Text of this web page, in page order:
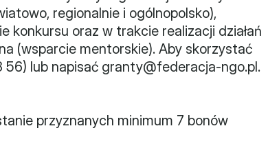
regionalnie i ogólnopolsko),
konkursu oraz w trakcie realizacji działań
(wsparcie mentorskie). Aby skorzystać
lub napisać granty@federacja-ngo.pl.
przyznanych minimum 7 bonów